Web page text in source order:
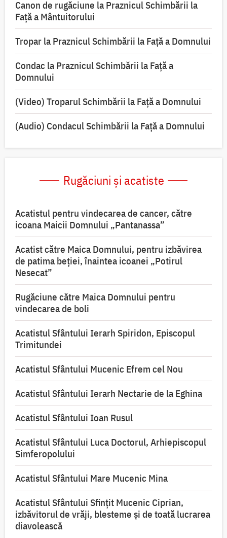
Canon de rugăciune la Praznicul Schimbării la
Față a Mântuitorului
Tropar la Praznicul Schimbării la Faţă a Domnului
Condac la Praznicul Schimbării la Faţă a
Domnului
(Video) Troparul Schimbării la Față a Domnului
(Audio) Condacul Schimbării la Față a Domnului
Rugăciuni și acatiste
Acatistul pentru vindecarea de cancer, către
icoana Maicii Domnului „Pantanassa”
Acatist către Maica Domnului, pentru izbăvirea
de patima beției, înaintea icoanei „Potirul
Nesecat”
Rugăciune către Maica Domnului pentru
vindecarea de boli
Acatistul Sfântului Ierarh Spiridon, Episcopul
Trimitundei
Acatistul Sfântului Mucenic Efrem cel Nou
Acatistul Sfântului Ierarh Nectarie de la Eghina
Acatistul Sfântului Ioan Rusul
Acatistul Sfântului Luca Doctorul, Arhiepiscopul
Simferopolului
Acatistul Sfântului Mare Mucenic Mina
Acatistul Sfântului Sfințit Mucenic Ciprian,
izbăvitorul de vrăji, blesteme și de toată lucrarea
diavolească